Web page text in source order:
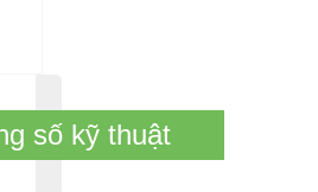
số kỹ thuật